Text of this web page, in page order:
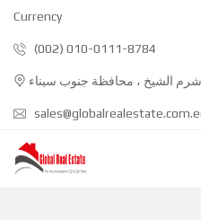
Currency
(002) 010-0111-8784
شرم الشيخ ، محافظة جنوب سيناء